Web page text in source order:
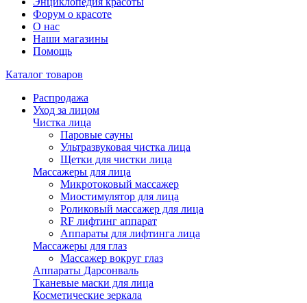
Форум о красоте
О нас
Наши магазины
Помощь
Каталог товаров
Распродажа
Уход за лицом
Чистка лица
Паровые сауны
Ультразвуковая чистка лица
Щетки для чистки лица
Массажеры для лица
Микротоковый массажер
Миостимулятор для лица
Роликовый массажер для лица
RF лифтинг аппарат
Аппараты для лифтинга лица
Массажеры для глаз
Массажер вокруг глаз
Аппараты Дарсонваль
Тканевые маски для лица
Косметические зеркала